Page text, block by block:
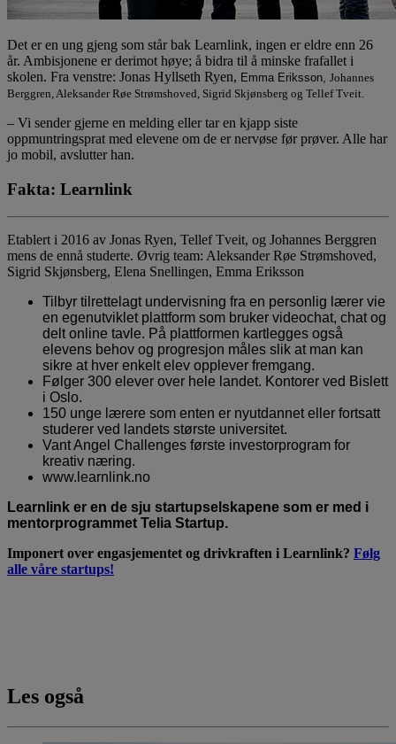
Det er en ung gjeng som står bak Learnlink, ingen er eldre enn 26
år. Ambisjonene er derimot høye; å bidra til å minske frafallet i
skolen. Fra venstre: Jonas Hyllseth Ryen, Emma Eriksson, Johannes
Berggren, Aleksander Røe Strømshoved, Sigrid Skjønsberg og Tellef Tveit.
– Vi sender gjerne en melding eller tar en kjapp siste
oppmuntringsprat med elevene om de er nervøse før prøver. Alle har
jo mobil, avslutter han.
Fakta: Learnlink
Etablert i 2016 av Jonas Ryen, Tellef Tveit, og Johannes Berggren
mens de ennå studerte. Øvrig team: Aleksander Røe Strømshoved,
Sigrid Skjønsberg, Elena Snellingen, Emma Eriksson
Tilbyr tilrettelagt undervisning fra en personlig lærer vie
en egenutviklet plattform som bruker videochat, chat og
delt online tavle. På plattformen kartlegges også
elevens behov og progresjon måles slik at man kan
sikre at hver enkelt elev opplever fremgang.
Følger 300 elever over hele landet. Kontorer ved Bislett
i Oslo.
150 unge lærere som enten er nyutdannet eller fortsatt
studerer ved landets største universitet.
Vant Angel Challenges første investorprogram for
kreativ næring.
www.learnlink.no
Learnlink er en de sju startupselskapene som er med i
mentorprogrammet Telia Startup.
Imponert over engasjementet og drivkraften i Learnlink? Følg
alle våre startups!
Les også